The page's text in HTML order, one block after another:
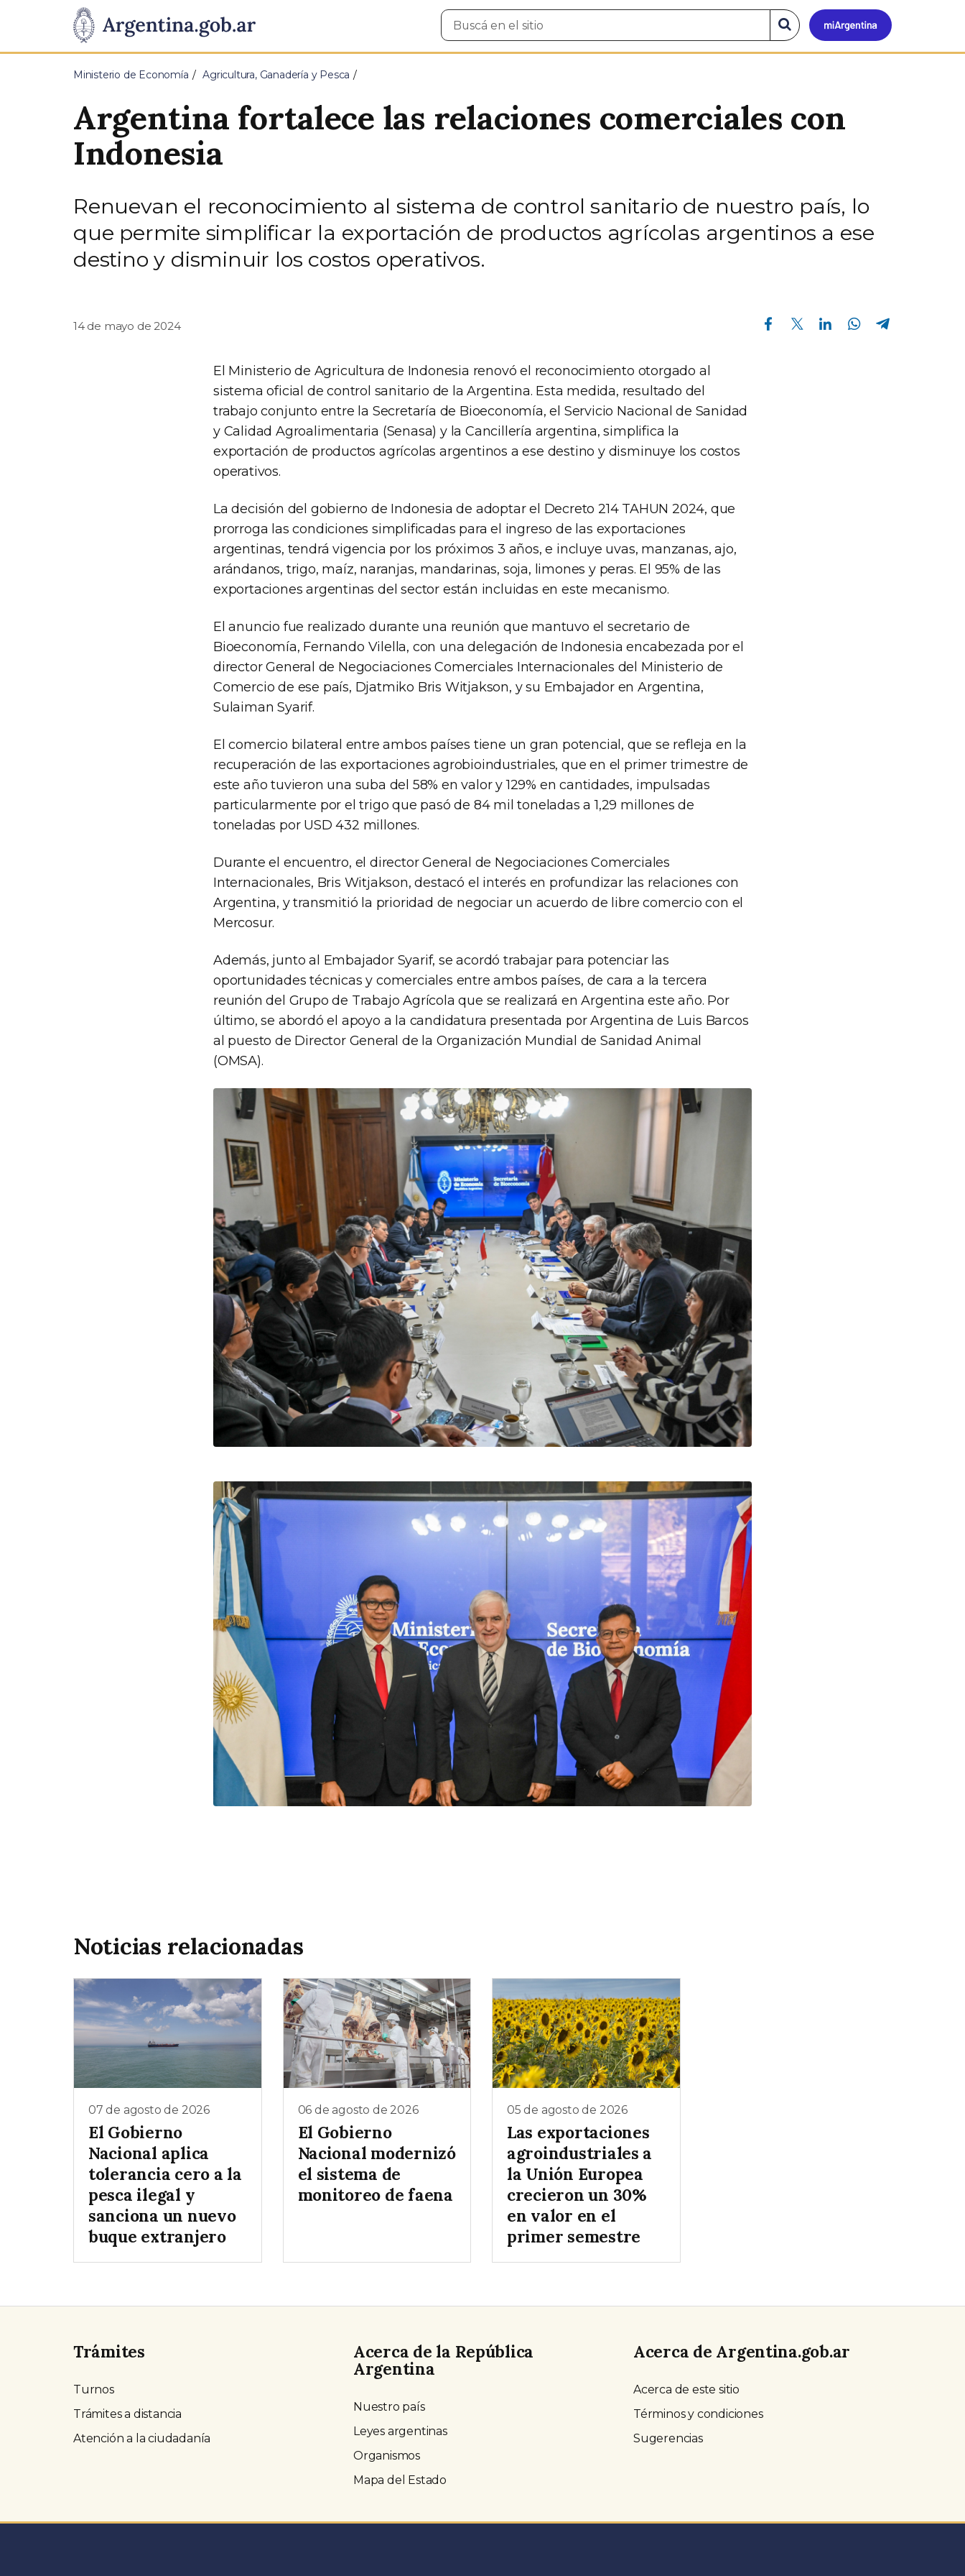
Presidencia
de
Pasar al contenido principal
Mi
Buscar
en
Buscar
en
el
Ministerio de Economía Agricultura, Ganadería y Pesca
Argentina fortalece las relaciones comerciales con
Indonesia
Renuevan el reconocimiento al sistema de control sanitario de nuestro país, lo
que permite simplificar la exportación de productos agrícolas argentinos a ese
destino y disminuir los costos operativos.
14 de mayo de 2024
Compartir en Facebook Compartir en Twitter Compartir en Linkedin Compartir en Whatsapp
El Ministerio de Agricultura de Indonesia renovó el reconocimiento otorgado al
sistema oficial de control sanitario de la Argentina. Esta medida, resultado del
trabajo conjunto entre la Secretaría de Bioeconomía, el Servicio Nacional de Sanidad
y Calidad Agroalimentaria (Senasa) y la Cancillería argentina, simplifica la
exportación de productos agrícolas argentinos a ese destino y disminuye los costos
operativos.
La decisión del gobierno de Indonesia de adoptar el Decreto 214 TAHUN 2024, que
prorroga las condiciones simplificadas para el ingreso de las exportaciones
argentinas, tendrá vigencia por los próximos 3 años, e incluye uvas, manzanas, ajo,
arándanos, trigo, maíz, naranjas, mandarinas, soja, limones y peras. El 95% de las
exportaciones argentinas del sector están incluidas en este mecanismo.
El anuncio fue realizado durante una reunión que mantuvo el secretario de
Bioeconomía, Fernando Vilella, con una delegación de Indonesia encabezada por el
director General de Negociaciones Comerciales Internacionales del Ministerio de
Comercio de ese país, Djatmiko Bris Witjakson, y su Embajador en Argentina,
Sulaiman Syarif.
El comercio bilateral entre ambos países tiene un gran potencial, que se refleja en la
recuperación de las exportaciones agrobioindustriales, que en el primer trimestre de
este año tuvieron una suba del 58% en valor y 129% en cantidades, impulsadas
particularmente por el trigo que pasó de 84 mil toneladas a 1,29 millones de
toneladas por USD 432 millones.
Durante el encuentro, el director General de Negociaciones Comerciales
Internacionales, Bris Witjakson, destacó el interés en profundizar las relaciones con
Argentina, y transmitió la prioridad de negociar un acuerdo de libre comercio con el
Mercosur.
Además, junto al Embajador Syarif, se acordó trabajar para potenciar las
oportunidades técnicas y comerciales entre ambos países, de cara a la tercera
reunión del Grupo de Trabajo Agrícola que se realizará en Argentina este año. Por
último, se abordó el apoyo a la candidatura presentada por Argentina de Luis Barcos
al puesto de Director General de la Organización Mundial de Sanidad Animal
(OMSA).
Noticias relacionadas
07 de agosto de 2026
El Gobierno
Nacional aplica
tolerancia cero a la
pesca ilegal y
sanciona un nuevo
buque extranjero
06 de agosto de 2026
El Gobierno
Nacional modernizó
el sistema de
monitoreo de faena
05 de agosto de 2026
Las exportaciones
agroindustriales a
la Unión Europea
crecieron un 30%
en valor en el
primer semestre
Trámites
Turnos
Trámites a distancia
Atención a la ciudadanía
Acerca de la República
Argentina
Nuestro país
Leyes argentinas
Organismos
Mapa del Estado
Acerca de Argentina.gob.ar
Acerca de este sitio
Términos y condiciones
Sugerencias